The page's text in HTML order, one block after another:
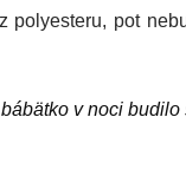
polyesteru, pot
v noci